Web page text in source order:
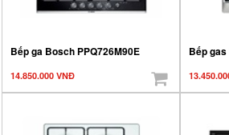
Bếp ga Bosch PPQ726M90E
14.850.000 VNĐ
Bếp